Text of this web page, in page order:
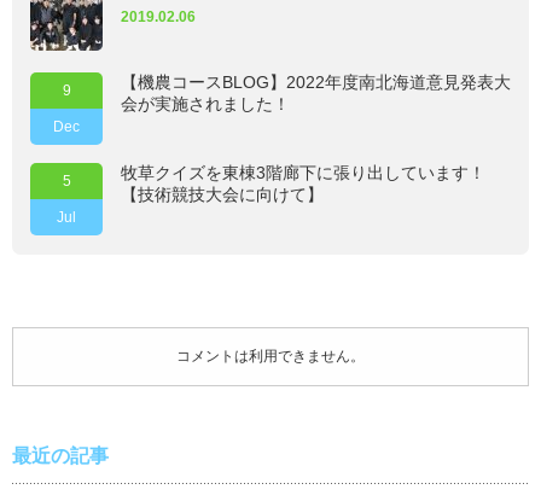
2019.02.06
9
Dec
【機農コースBLOG】2022年度南北海道意見発表大
会が実施されました！
5
Jul
牧草クイズを東棟3階廊下に張り出しています！
【技術競技大会に向けて】
コメントは利用できません。
最近の記事